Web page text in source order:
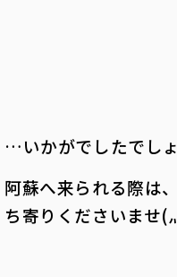
…いかがでしたでし
阿蘇へ来られる際は
ち寄りくださいませ(